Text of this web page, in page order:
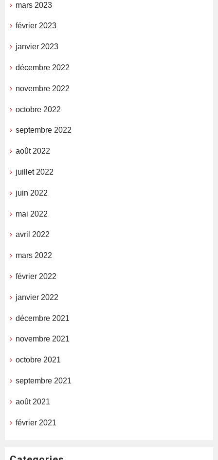
mars 2023
février 2023
janvier 2023
décembre 2022
novembre 2022
octobre 2022
septembre 2022
août 2022
juillet 2022
juin 2022
mai 2022
avril 2022
mars 2022
février 2022
janvier 2022
décembre 2021
novembre 2021
octobre 2021
septembre 2021
août 2021
février 2021